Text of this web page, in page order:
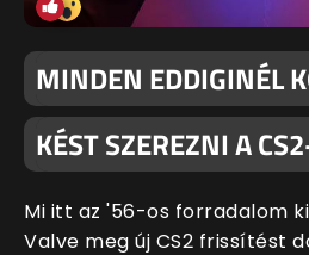
MINDEN EDDIGINÉL
KÉST SZEREZNI A
Mi itt az '56-os forradalom
Valve meg új CS2 frissítést